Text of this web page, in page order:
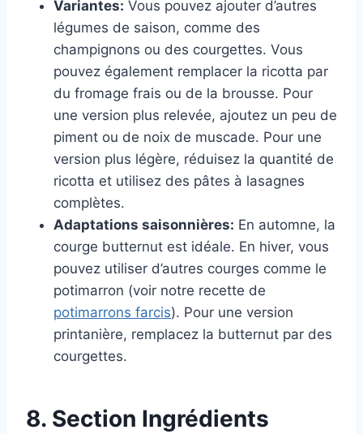
Variantes: Vous pouvez ajouter d’autres
légumes de saison, comme des
champignons ou des courgettes. Vous
pouvez également remplacer la ricotta par
du fromage frais ou de la brousse. Pour
une version plus relevée, ajoutez un peu de
piment ou de noix de muscade. Pour une
version plus légère, réduisez la quantité de
ricotta et utilisez des pâtes à lasagnes
complètes.
Adaptations saisonnières: En automne, la
courge butternut est idéale. En hiver, vous
pouvez utiliser d’autres courges comme le
potimarron (voir notre recette de
potimarrons farcis). Pour une version
printanière, remplacez la butternut par des
courgettes.
8. Section Ingrédients